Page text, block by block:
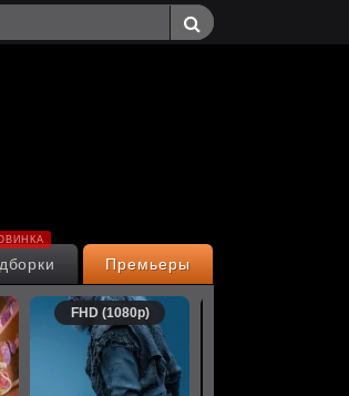
Премьеры
FHD (1080p)